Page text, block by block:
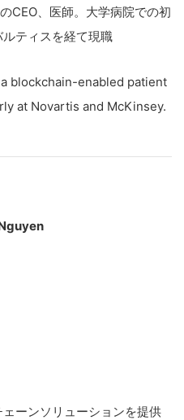
CEO、医師。大学病院での初
ティスを経て現職
blockchain-enabled patient
at Novartis and McKinsey.
ーンソリューションを提供